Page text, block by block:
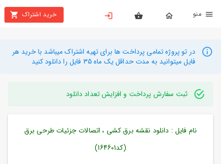
خرید اشتراک
بستن
محصولات
تهیه
راهنما
دانلود
در تو پروژه تمامی پرداخت ها برای تهیه اشتراک میباشد با خرید هر
فایل میتوانید به مدت حداقل یک ماه 35 فایل را دانلود کنید
ثبت سفارش پرداخت و افزایش تعداد دانلود
نام فایل : دانلود نقشه برق کشی ، اتصالات جزئیات طرحی برق
(کد164601)